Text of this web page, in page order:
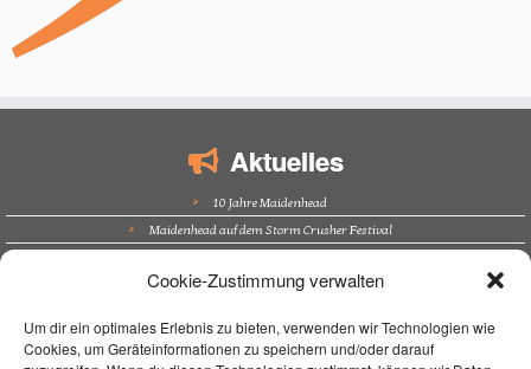
Cookie-Zustimmung verwalten
Um dir ein optimales Erlebnis zu bieten, verwenden wir Technologien wie
Cookies, um Geräteinformationen zu speichern und/oder darauf
Aktuelles
10 Jahre Maidenhead
Maidenhead auf dem Storm Crusher Festival
Altstadtfest Amberg